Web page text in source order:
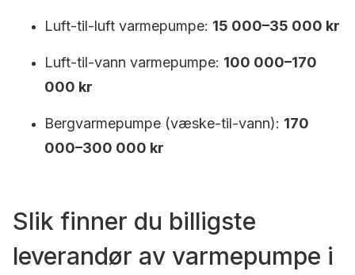
Luft-til-luft varmepumpe: 15 000–35 000 kr
Luft-til-vann varmepumpe: 100 000–170
000 kr
Bergvarmepumpe (væske-til-vann): 170
000–300 000 kr
Slik finner du billigste
leverandør av varmepumpe i